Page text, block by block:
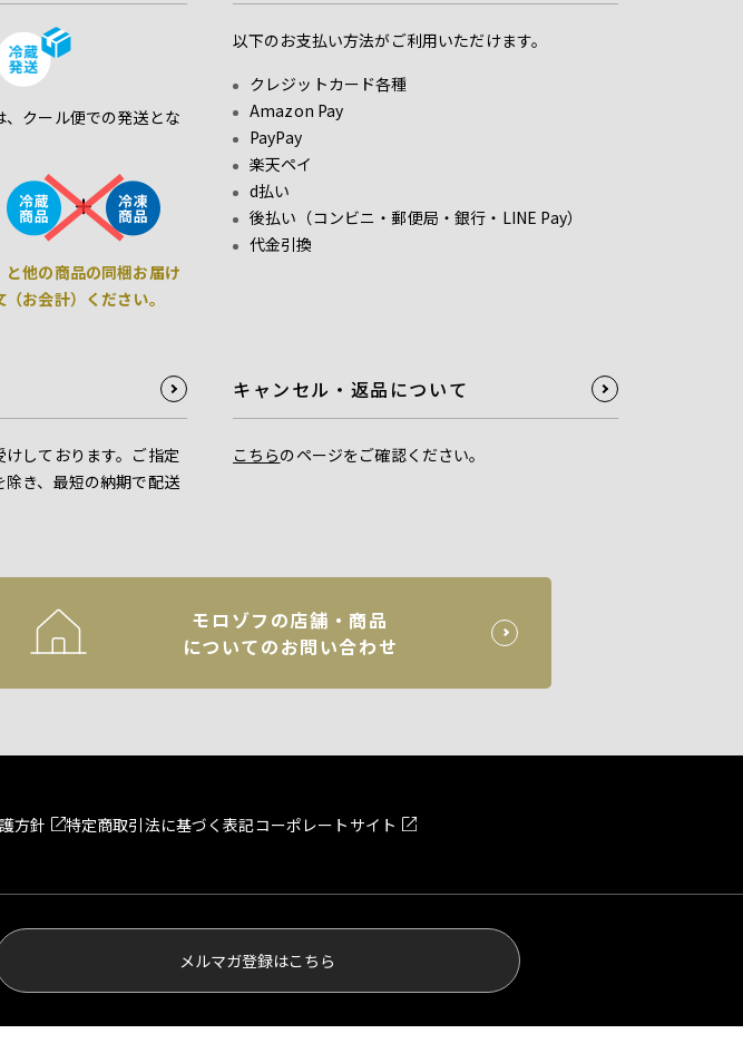
クール便での発送とな
他の商品の同梱お届け
お会計）ください。
以下のお支払い方法がご利用いただけます。
クレジットカード各種
Amazon Pay
PayPay
楽天ペイ
d払い
後払い（コンビニ・郵便局・銀行・LINE Pay）
代金引換
しております。ご指定
き、最短の納期で配送
キャンセル・返品について
こちらのページをご確認ください。
モロゾフの店舗・商品
についてのお問い合わせ
方針 特定商取引法に基づく表記コーポレートサイト
メルマガ登録はこちら